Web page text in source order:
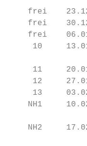
frei
frei
frei
10
11
12
13
NH1
NH2